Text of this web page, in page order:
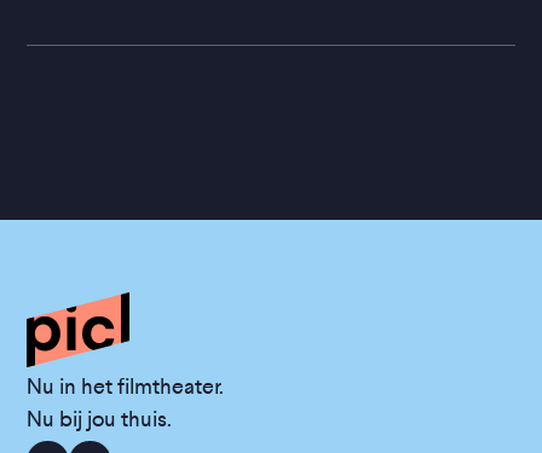
Nu in het filmtheater.
Nu bij jou thuis.